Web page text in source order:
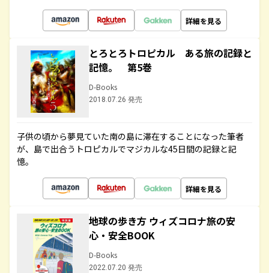
詳細を見る
とろとろトロピカル ある旅の記録と
記憶。 第5巻
D-Books
2018.07.26 発売
子供の頃から夢見ていた南の島に滞在することになった筆者
が、島で出合うトロピカルでマジカルな45日間の記録と記
憶。
詳細を見る
地球の歩き方 ウィズコロナ旅の安
心・安全BOOK
D-Books
2022.07.20 発売